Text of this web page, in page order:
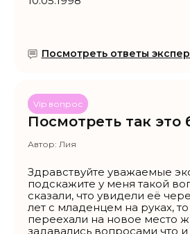
Посмотреть ответы
Посмотреть так это
Vip вопрос
Автор: Лия
Здравствуйте уважаемые
подскажите у меня такой
сказали, что увидели её
лет с младенцем на руках,
переехали на новое место
задавались вопросами что и